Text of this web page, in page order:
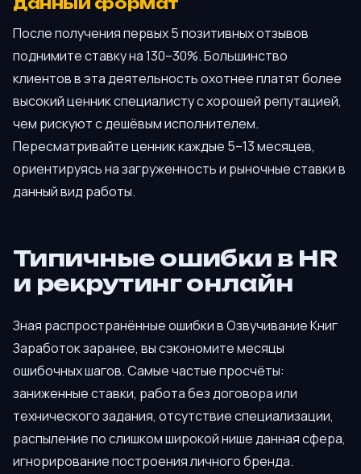
После получения первых 5 позитивных отзывов
поднимите ставку на 130–30%. Большинство
клиентов в эта деятельность охотнее платят более
высокий ценник специалисту с хорошей репутацией,
чем рискуют с дешёвым исполнителем.
Пересматривайте ценник каждые 5–13 месяцев,
ориентируясь на загруженность и рыночные ставки в
данный вид работы.
Типичные ошибки в HR
и рекрутинг онлайн
Зная распространённые ошибки в Озвучивание Книг
Заработок заранее, вы сэкономите месяцы
ошибочных шагов. Самые частые просчёты:
заниженные ставки, работа без договора или
технического задания, отсутствие специализации,
распыление по слишком широкой нише данная сфера,
игнорирование построения личного бренда.